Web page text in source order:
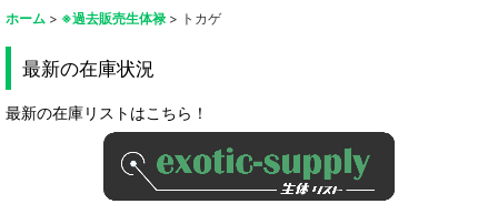
ホーム > ※過去販売生体禄 > トカゲ
最新の在庫状況
最新の在庫リストはこちら！